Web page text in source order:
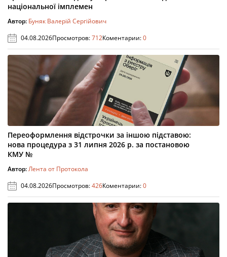
національної імплемен
Автор: Буняк Валерій Сергійович
04.08.2026Просмотров:712Коментарии:0
Переоформлення відстрочки за іншою підставою:
нова процедура з 31 липня 2026 р. за постановою
КМУ №
Автор:Лента от Протокола
04.08.2026Просмотров:426Коментарии:0